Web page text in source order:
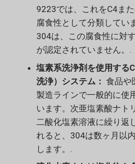
9223では、これをC4ま
腐食性として分類してい
304は、この腐食性に対
が認定されていません。.
塩素系洗浄剤を使用する
洗浄）システム： 食品や
製造ラインで一般的に使
います。次亜塩素酸ナト
二酸化塩素溶液に繰り返
れると、304は数ヶ月以
します。.